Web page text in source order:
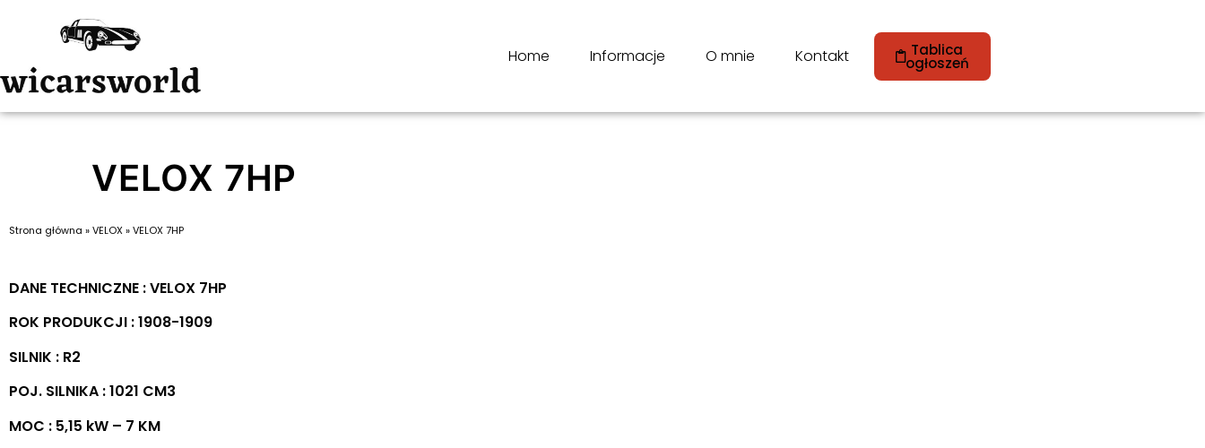
Home Informacje O mnie Kontakt Tablica
ogłoszeń
VELOX 7HP
Strona główna »VELOX»VELOX 7HP
DANE TECHNICZNE : VELOX 7HP
ROK PRODUKCJI : 1908-1909
SILNIK : R2
POJ. SILNIKA : 1021 CM3
MOC : 5,15 kW – 7 KM